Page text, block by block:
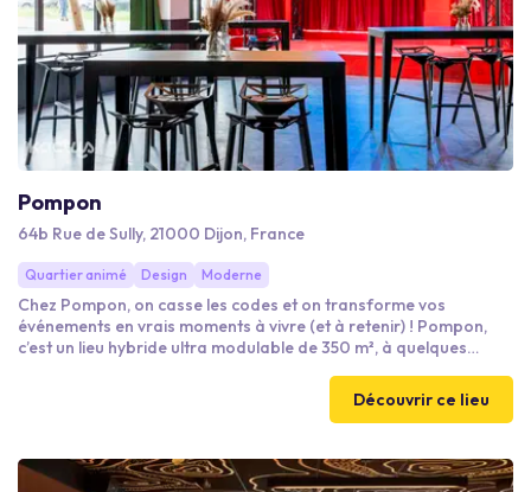
Pompon
64b Rue de Sully, 21000 Dijon, France
Quartier animé Design Moderne
Chez Pompon, on casse les codes et on transforme vos
événements en vrais moments à vivre (et à retenir) ! Pompon,
c’est un lieu hybride ultra modulable de 350 m², à quelques
personnes. Idéal pour vos séminaires, soirées d’entreprise,
ateliers ou journées de team building ! Facile d’accès : juste à
Découvrir ce lieu